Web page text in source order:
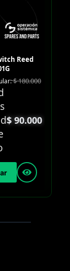
Reed
$180.000
$90.000